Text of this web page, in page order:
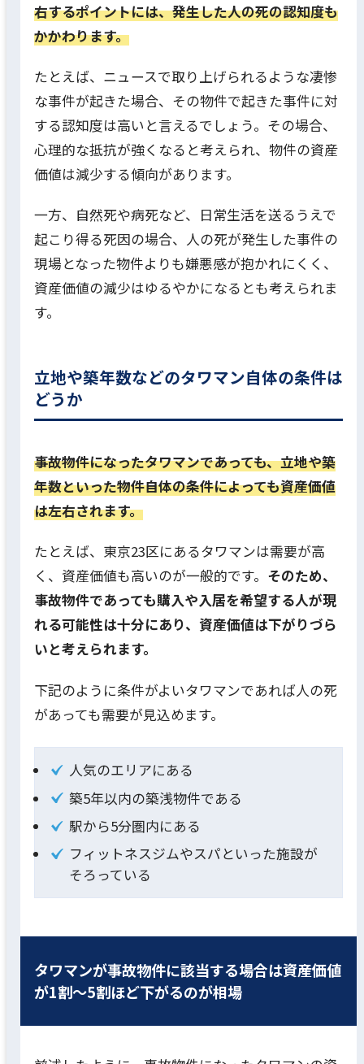
右するポイントには、発生した人の死の認知度も
かかわります。
たとえば、ニュースで取り上げられるような凄惨
な事件が起きた場合、その物件で起きた事件に対
する認知度は高いと言えるでしょう。 その場合、
心理的な抵抗が強くなると考えられ、物件の資産
価値は減少する傾向があります。
一方、自然死や病死など、日常生活を送るうえで
起こり得る死因の場合、人の死が発生した事件の
現場となった物件よりも嫌悪感が抱かれにくく、
資産価値の減少はゆるやかになるとも考えられま
す。
立地や築年数などのタワマン自体の条件は
どうか
事故物件になったタワマンであっても、立地や築
年数といった物件自体の条件によっても資産価値
は左右されます。
たとえば、東京23区にあるタワマンは需要が高
く、資産価値も高いのが一般的です。 そのため、
事故物件であっても購入や入居を希望する人が現
れる可能性は十分にあり、資産価値は下がりづら
いと考えられます。
下記のように条件がよいタワマンであれば人の死
があっても需要が見込めます。
人気のエリアにある
築5年以内の築浅物件である
駅から5分圏内にある
フィットネスジムやスパといった施設が
そろっている
タワマンが事故物件に該当する場合は資産価値
が1割〜5割ほど下がるのが相場